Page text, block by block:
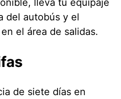
del autobús y el
el área de salidas.
de siete días en